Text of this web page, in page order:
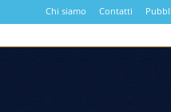
Chi siamo Contatti